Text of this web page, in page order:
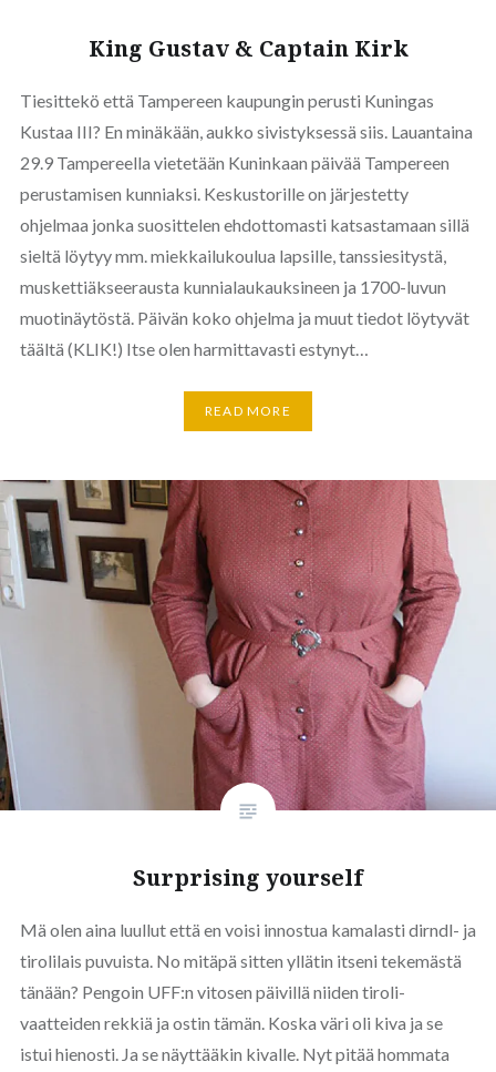
King Gustav & Captain Kirk
Tiesittekö että Tampereen kaupungin perusti Kuningas
Kustaa III? En minäkään, aukko sivistyksessä siis. Lauantaina
29.9 Tampereella vietetään Kuninkaan päivää Tampereen
perustamisen kunniaksi. Keskustorille on järjestetty
ohjelmaa jonka suosittelen ehdottomasti katsastamaan sillä
sieltä löytyy mm. miekkailukoulua lapsille, tanssiesitystä,
muskettiäkseerausta kunnialaukauksineen ja 1700-luvun
muotinäytöstä. Päivän koko ohjelma ja muut tiedot löytyvät
täältä (KLIK!) Itse olen harmittavasti estynyt…
READ MORE
Surprising yourself
Mä olen aina luullut että en voisi innostua kamalasti dirndl- ja
tirolilais puvuista. No mitäpä sitten yllätin itseni tekemästä
tänään? Pengoin UFF:n vitosen päivillä niiden tiroli-
vaatteiden rekkiä ja ostin tämän. Koska väri oli kiva ja se
istui hienosti. Ja se näyttääkin kivalle. Nyt pitää hommata